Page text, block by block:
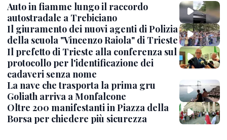
Auto in fiamme lungo il raccordo
autostradale a Trebiciano
Il giuramento dei nuovi agenti di Polizia
della scuola "Vincenzo Raiola" di Trieste
Il prefetto di Trieste alla conferenza sul
protocollo per l'identificazione dei
cadaveri senza nome
La nave che trasporta la prima gru
Goliath arriva a Monfalcone
Oltre 200 manifestanti in Piazza della
Borsa per chiedere più sicurezza